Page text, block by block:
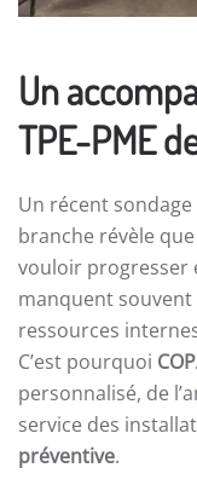
Un
TPE-PME
Un récent
branche révèle
vouloir progresser
manquent
ressources
C’est pourquoi
personnalisé, de
service des
préventive.